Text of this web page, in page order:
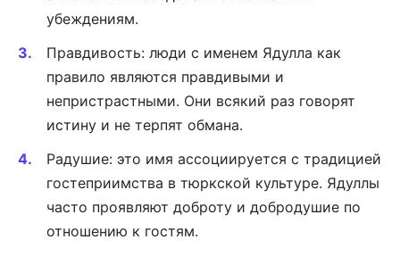
убеждениям.
Правдивость: люди с именем Ядулла как
правило являются правдивыми и
непристрастными. Они всякий раз говорят
истину и не терпят обмана.
Радушие: это имя ассоциируется с традицией
гостеприимства в тюркской культуре. Ядуллы
часто проявляют доброту и добродушие по
отношению к гостям.